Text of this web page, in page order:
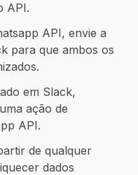
API.
API, envie a
para que ambos os
em Slack,
ação de
API.
de qualquer
dados